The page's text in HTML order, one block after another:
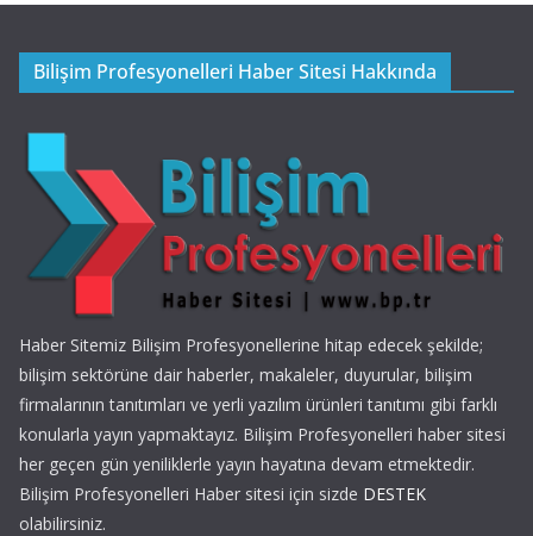
Bilişim Profesyonelleri Haber Sitesi Hakkında
Haber Sitemiz Bilişim Profesyonellerine hitap edecek şekilde;
bilişim sektörüne dair haberler, makaleler, duyurular, bilişim
firmalarının tanıtımları ve yerli yazılım ürünleri tanıtımı gibi farklı
konularla yayın yapmaktayız. Bilişim Profesyonelleri haber sitesi
her geçen gün yeniliklerle yayın hayatına devam etmektedir.
Bilişim Profesyonelleri Haber sitesi için sizde DESTEK
olabilirsiniz.